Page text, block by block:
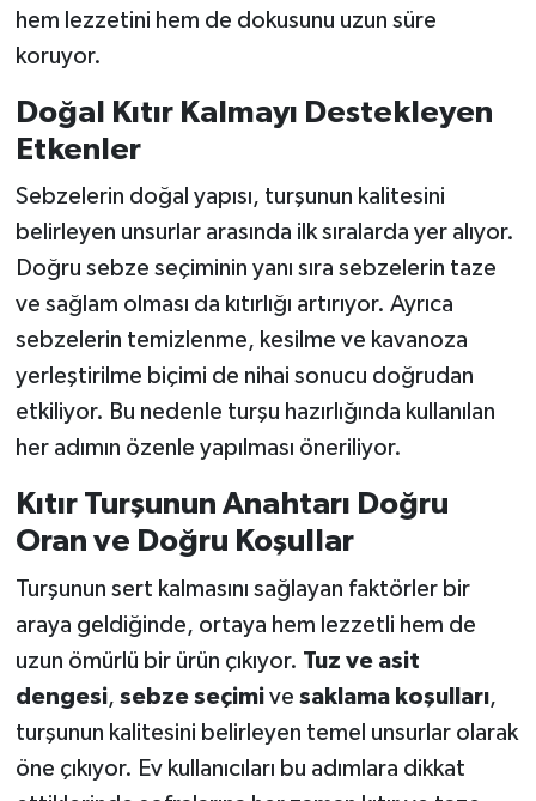
hem lezzetini hem de dokusunu uzun süre
koruyor.
Doğal Kıtır Kalmayı Destekleyen
Etkenler
Sebzelerin doğal yapısı, turşunun kalitesini
belirleyen unsurlar arasında ilk sıralarda yer alıyor.
Doğru sebze seçiminin yanı sıra sebzelerin taze
ve sağlam olması da kıtırlığı artırıyor. Ayrıca
sebzelerin temizlenme, kesilme ve kavanoza
yerleştirilme biçimi de nihai sonucu doğrudan
etkiliyor. Bu nedenle turşu hazırlığında kullanılan
her adımın özenle yapılması öneriliyor.
Kıtır Turşunun Anahtarı Doğru
Oran ve Doğru Koşullar
Turşunun sert kalmasını sağlayan faktörler bir
araya geldiğinde, ortaya hem lezzetli hem de
uzun ömürlü bir ürün çıkıyor. Tuz ve asit
dengesi, sebze seçimive saklama koşulları,
turşunun kalitesini belirleyen temel unsurlar olarak
öne çıkıyor. Ev kullanıcıları bu adımlara dikkat